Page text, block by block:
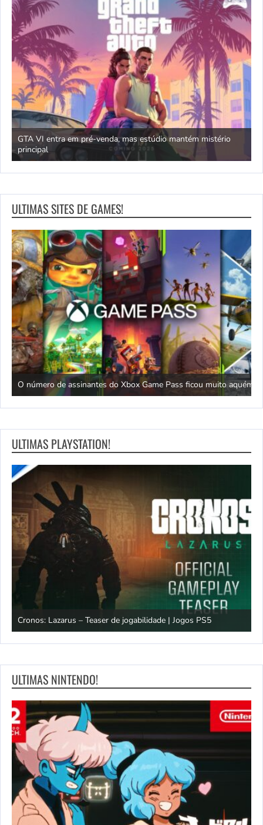
GTA VI entra em pré-venda, mas estúdio mantém mistério
principal
ULTIMAS SITES DE GAMES!
O número de assinantes do Xbox Game Pass ficou muito aquém
ULTIMAS PLAYSTATION!
Cronos: Lazarus – Teaser de jogabilidade | Jogos PS5
ULTIMAS NINTENDO!